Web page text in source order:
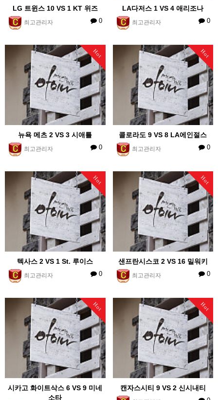
LG 트윈스 10 VS 1 KT 위즈
최고관리자 0
LA다저스 1 VS 4 애리조나
최고관리자 0
Hot
뉴욕 메츠 2 VS 3 시애틀
최고관리자 0
Hot
콜로라도 9 VS 8 LA에인절스
최고관리자 0
Hot
텍사스 2 VS 1 St. 루이스
최고관리자 0
Hot
샌프란시스코 2 VS 16 밀워키
최고관리자 0
Hot
시카고 화이트삭스 6 VS 9 미네
소타
Hot
캔자스시티 9 VS 2 신시내티